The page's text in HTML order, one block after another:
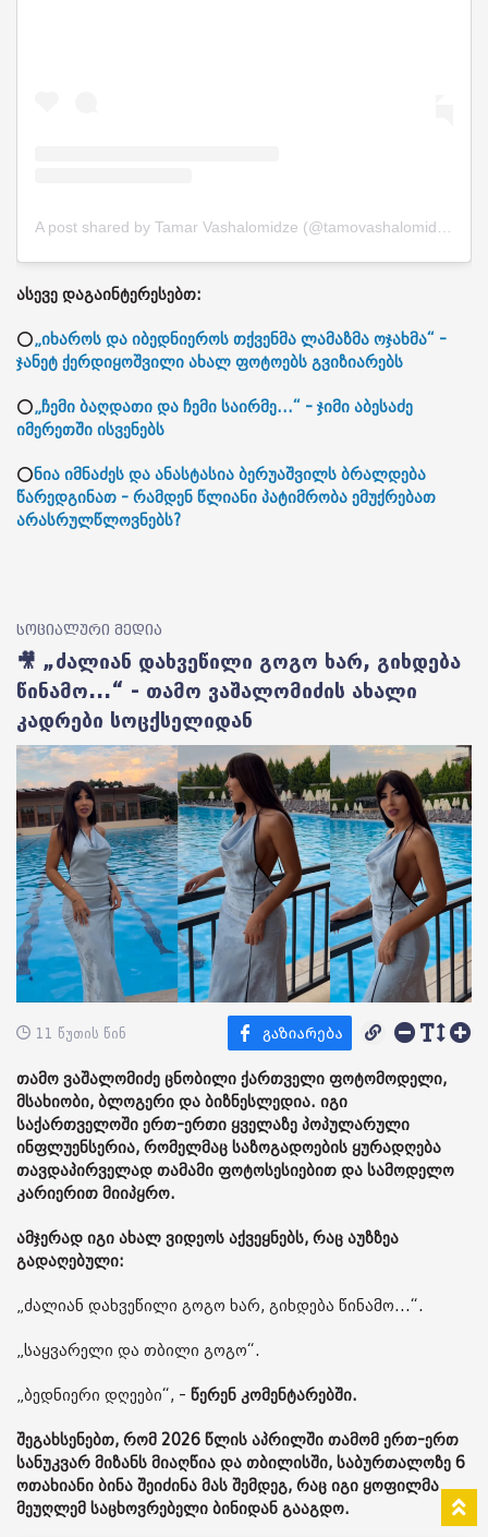
ასევე დაგაინტერესებთ:
⭕„იხაროს და იბედნიეროს თქვენმა ლამაზმა ოჯახმა“ -
ჯანეტ ქერდიყოშვილი ახალ ფოტოებს გვიზიარებს
⭕„ჩემი ბაღდათი და ჩემი საირმე...“ - ჯიმი აბესაძე
იმერეთში ისვენებს
⭕ნია იმნაძეს და ანასტასია ბერუაშვილს ბრალდება
წარედგინათ - რამდენ წლიანი პატიმრობა ემუქრებათ
არასრულწლოვნებს?
სოციალური მედია
🎥 „ძალიან დახვეწილი გოგო ხარ, გიხდება
წინამო...“ - თამო ვაშალომიძის ახალი
კადრები სოცქსელიდან
11 წუთის წინ
თამო ვაშალომიძე ცნობილი ქართველი ფოტომოდელი,
მსახიობი, ბლოგერი და ბიზნესლედია. იგი
საქართველოში ერთ-ერთი ყველაზე პოპულარული
ინფლუენსერია, რომელმაც საზოგადოების ყურადღება
თავდაპირველად თამამი ფოტოსესიებით და სამოდელო
კარიერით მიიპყრო.
ამჯერად იგი ახალ ვიდეოს აქვეყნებს, რაც აუზზეა
გადაღებული:
„ძალიან დახვეწილი გოგო ხარ, გიხდება წინამო...“.
„საყვარელი და თბილი გოგო“.
„ბედნიერი დღეები“, - წერენ კომენტარებში.
შეგახსენებთ, რომ 2026 წლის აპრილში თამომ ერთ-ერთ
სანუკვარ მიზანს მიაღწია და თბილისში, საბურთალოზე 6
ოთახიანი ბინა შეიძინა მას შემდეგ, რაც იგი ყოფილმა
მეუღლემ საცხოვრებელი ბინიდან გააგდო.